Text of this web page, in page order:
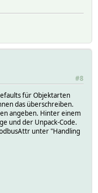
#8
für Objektarten
das überschreiben.
angeben. Hinter einem
und der Unpack-Code.
unter "Handling